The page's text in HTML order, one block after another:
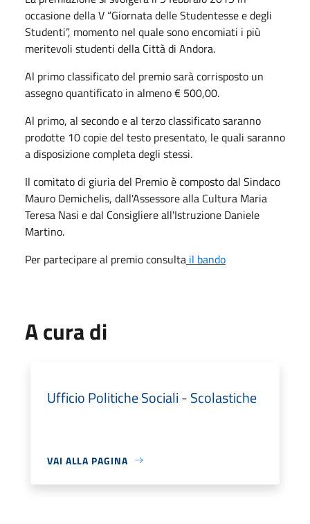
occasione della V “Giornata delle Studentesse e degli
Studenti”, momento nel quale sono encomiati i più
meritevoli studenti della Città di Andora.
Al primo classificato del premio sarà corrisposto un
assegno quantificato in almeno € 500,00.
Al primo, al secondo e al terzo classificato saranno
prodotte 10 copie del testo presentato, le quali saranno
a disposizione completa degli stessi.
Il comitato di giuria del Premio è composto dal Sindaco
Mauro Demichelis, dall'Assessore alla Cultura Maria
Teresa Nasi e dal Consigliere all'Istruzione Daniele
Martino.
Per partecipare al premio consulta il bando
A cura di
Ufficio Politiche Sociali - Scolastiche
VAI ALLA PAGINA